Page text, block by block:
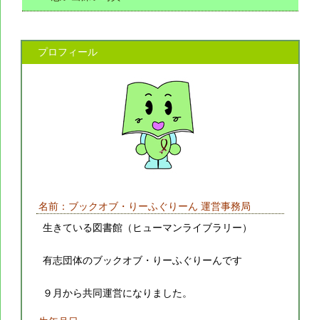
プロフィール
名前：ブックオブ・りーふぐりーん 運営事務局
生きている図書館（ヒューマンライブラリー）
有志団体のブックオブ・りーふぐりーんです
９月から共同運営になりました。